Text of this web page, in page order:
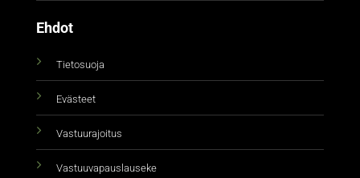
Ehdot
Tietosuoja
Evästeet
Vastuurajoitus
Vastuuvapauslauseke